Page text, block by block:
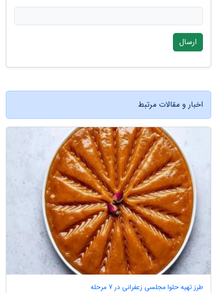
ارسال
اخبار و مقالات مرتبط
طرز تهیه حلوا مجلسی زعفرانی در 7 مرحله